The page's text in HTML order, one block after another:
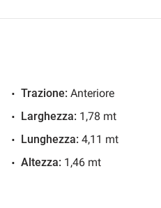
riportate e i dati
Trazione: Anteriore
Larghezza: 1,78 mt
Lunghezza: 4,11 mt
Altezza: 1,46 mt